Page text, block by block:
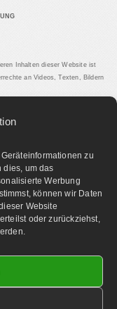
zu
dies, um das
Werbung
können wir Daten
Website
oder zurückziehst,
Inhalten dieser Website ist
an Videos, Texten, Bildern